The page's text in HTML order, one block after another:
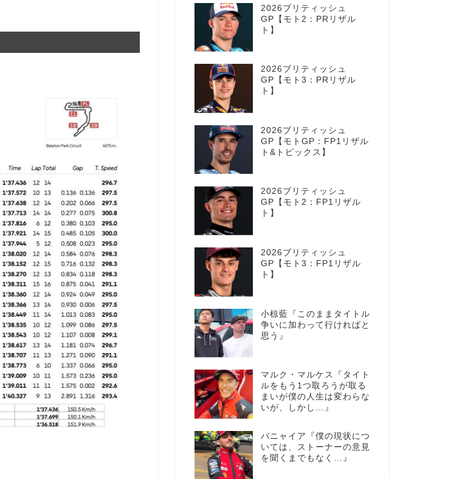
2026ブリティッシュ
GP【モト2：PRリザル
ト】
2026ブリティッシュ
GP【モト3：PRリザル
ト】
2026ブリティッシュ
GP【モトGP：FP1リザル
ト&トピックス】
2026ブリティッシュ
GP【モト2：FP1リザル
ト】
2026ブリティッシュ
GP【モト3：FP1リザル
ト】
小椋藍『このままタイトル
争いに加わって行ければと
思う』
マルク・マルケス『タイト
ルをもう1つ取ろうが取る
まいが僕の人生は変わらな
いが、しかし…』
バニャイア『僕の現状につ
いては、ストーナーの意見
を聞くまでもなく…』